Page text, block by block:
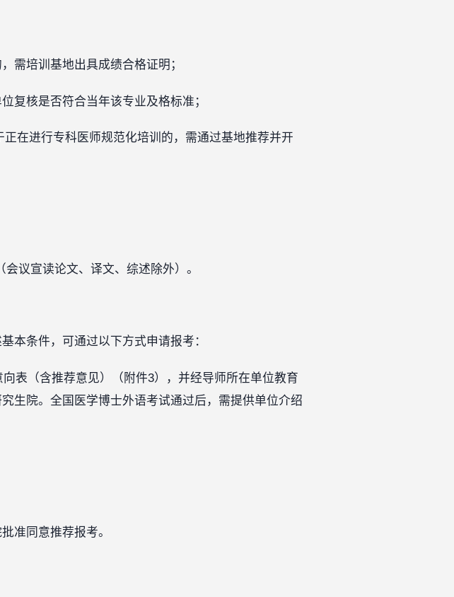
需培训基地出具成绩合格证明；
复核是否符合当年该专业及格标准；
在进行专科医师规范化培训的，需通过基地推荐并开
议宣读论文、译文、综述除外）。
本条件，可通过以下方式申请报考：
表（含推荐意见）（附件3），并经导师所在单位教育
生院。全国医学博士外语考试通过后，需提供单位介绍
准同意推荐报考。